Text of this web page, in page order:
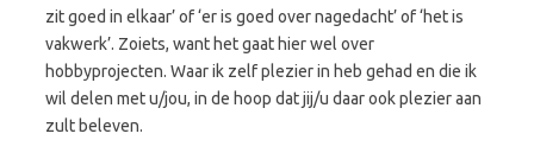
zit goed in elkaar’ of ‘er is goed over nagedacht’ of ‘het is
vakwerk’. Zoiets, want het gaat hier wel over
hobbyprojecten. Waar ik zelf plezier in heb gehad en die ik
wil delen met u/jou, in de hoop dat jij/u daar ook plezier aan
zult beleven.